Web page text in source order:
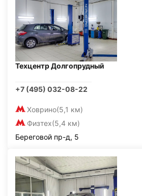
Техцентр Долгопрудный
+7 (495) 032-08-22
Ховрино(5,1 км)
Физтех(5,4 км)
Береговой пр-д, 5